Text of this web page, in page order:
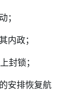
；
内政；
封锁；
安排恢复航